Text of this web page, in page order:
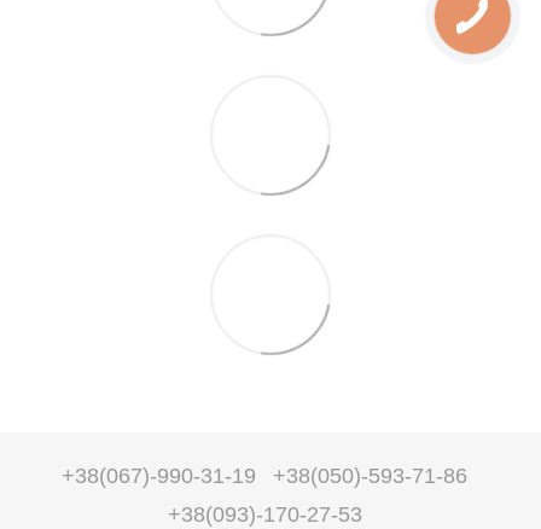
+38(067)-990-31-19
+38(050)-593-71-86
+38(093)-170-27-53